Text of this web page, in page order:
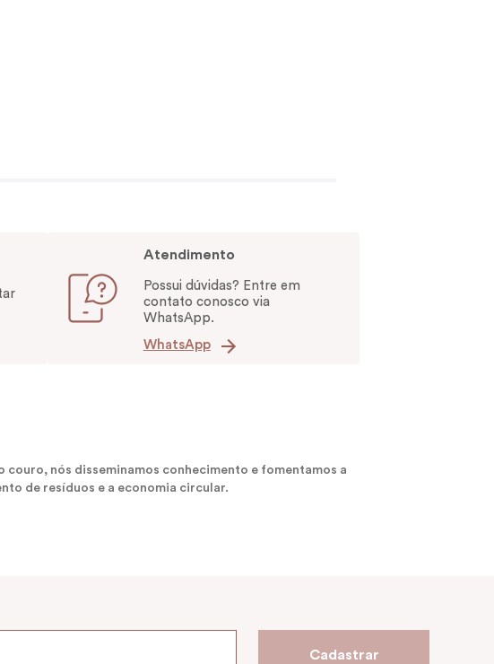
Atendimento
Possui dúvidas? Entre em
contato conosco via
WhatsApp.
WhatsApp
nós disseminamos conhecimento e fomentamos a
de resíduos e a economia circular.
Cadastrar